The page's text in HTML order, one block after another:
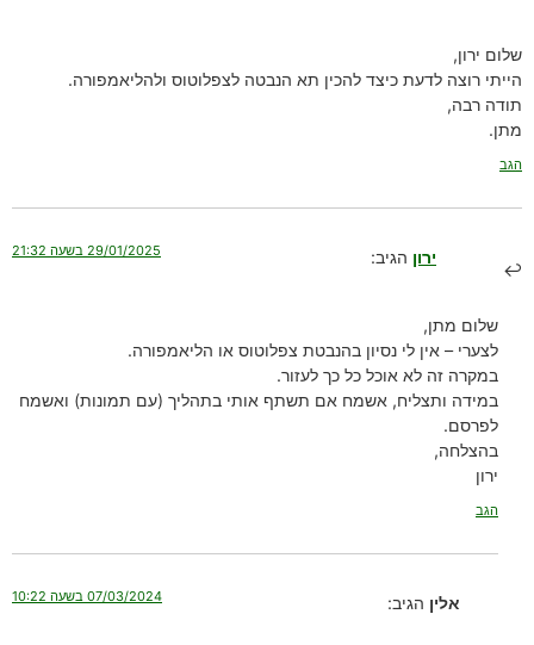
שלום ירון,
הייתי רוצה לדעת כיצד להכין תא הנבטה לצפלוטוס ולהליאמפורה.
תודה רבה,
מתן.
הגב
ירון הגיב: 29/01/2025 בשעה 21:32
שלום מתן,
לצערי – אין לי נסיון בהנבטת צפלוטוס או הליאמפורה.
במקרה זה לא אוכל כל כך לעזור.
במידה ותצליח, אשמח אם תשתף אותי בתהליך (עם תמונות) ואשמח
לפרסם.
בהצלחה,
ירון
הגב
אלין הגיב: 07/03/2024 בשעה 10:22